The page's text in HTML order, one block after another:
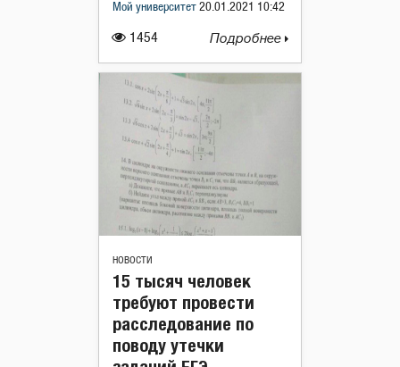
1454
Мой университет 20.01.2021 10:42
Подробнее
НОВОСТИ
15 тысяч человек
требуют провести
расследование по
поводу утечки